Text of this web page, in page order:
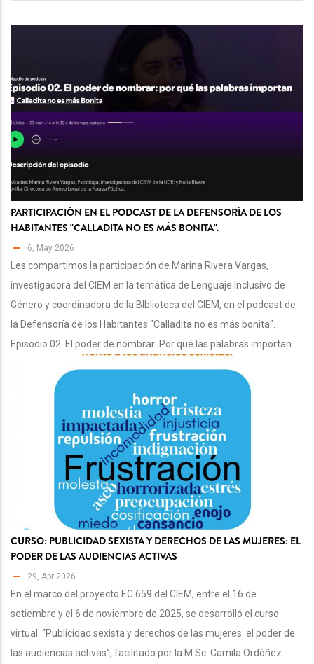
PARTICIPACIÓN EN EL PODCAST DE LA DEFENSORÍA DE LOS
HABITANTES "CALLADITA NO ES MÁS BONITA".
6, May 2026
Les compartimos la participación de Marina Rivera Vargas,
investigadora del CIEM en la temática de Lenguaje Inclusivo de
Género y coordinadora de la BIblioteca del CIEM, en el podcast de
la Defensoría de los Habitantes "Calladita no es más bonita".
Episodio 02. El poder de nombrar: Por qué las palabras importan.
CURSO: PUBLICIDAD SEXISTA Y DERECHOS DE LAS MUJERES: EL
PODER DE LAS AUDIENCIAS ACTIVAS
29, Apr 2026
En el marco del proyecto EC 659 del CIEM, entre el 16 de
setiembre y el 6 de noviembre de 2025, se desarrolló el curso
virtual: “Publicidad sexista y derechos de las mujeres: el poder de
las audiencias activas”, facilitado por la M.Sc. Camila Ordóñez